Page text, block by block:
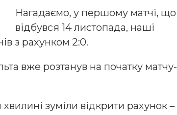
Нагадаємо, у першому матчі, що
відбувся 14 листопада, наші
з рахунком 2:0.
вже розтанув на початку матчу-
хвилині зуміли відкрити рахунок –